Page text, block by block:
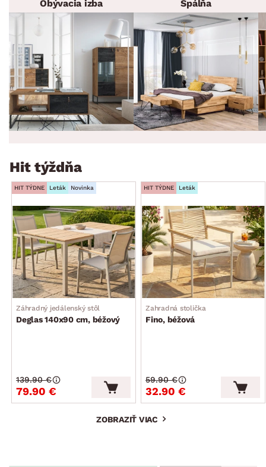
Obývacia izba Spálňa
Hit týždňa
HIT TÝDNE Leták Novinka
Záhradný jedálenský stôl
Deglas 140x90 cm, béžový
79.90 €
139.90 €
HIT TÝDNE Leták
Zahradná stolička
Fino, béžová
32.90 €
59.90 €
ZOBRAZIŤ VIAC